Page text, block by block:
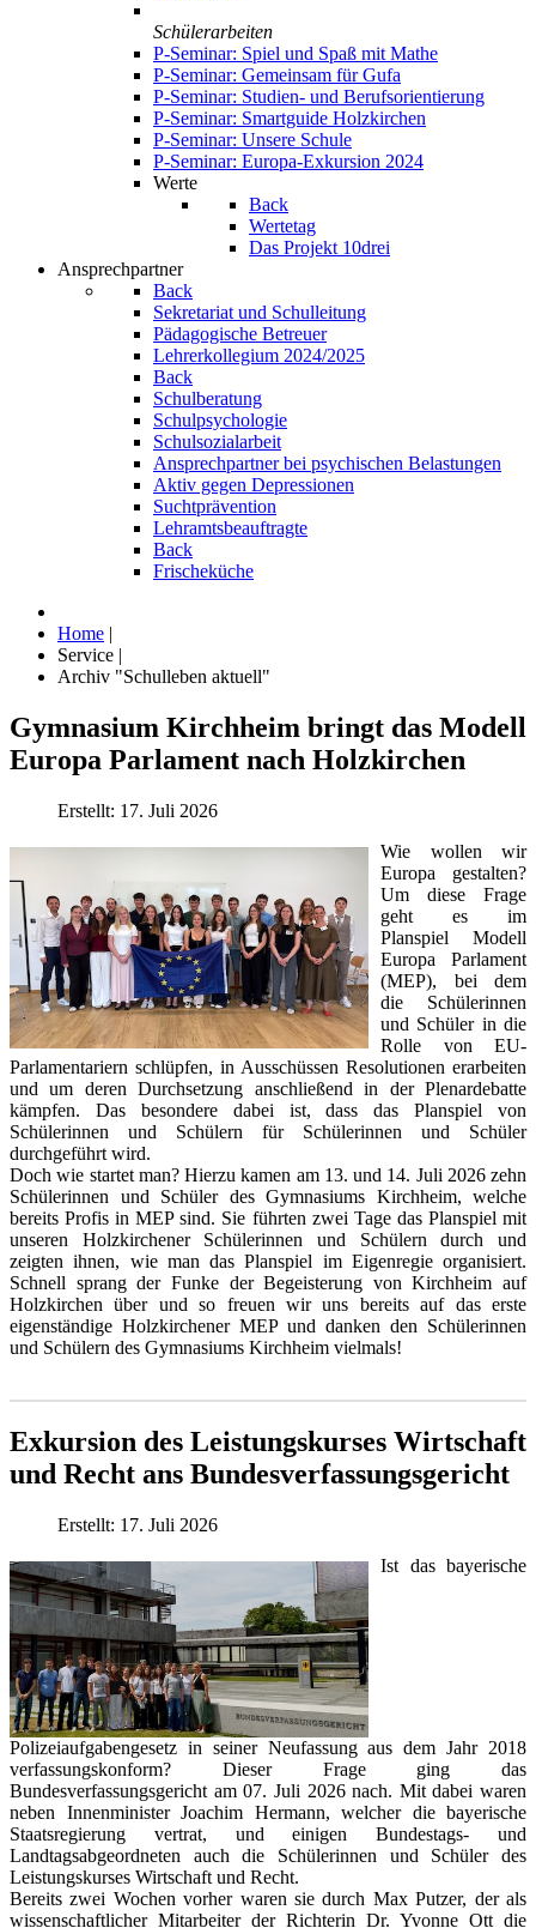
Schülerarbeiten
P-Seminar: Spiel und Spaß mit Mathe
P-Seminar: Gemeinsam für Gufa
P-Seminar: Studien- und Berufsorientierung
P-Seminar: Smartguide Holzkirchen
P-Seminar: Unsere Schule
P-Seminar: Europa-Exkursion 2024
Werte
Back
Wertetag
Das Projekt 10drei
Ansprechpartner
Back
Sekretariat und Schulleitung
Pädagogische Betreuer
Lehrerkollegium 2024/2025
Back
Schulberatung
Schulpsychologie
Schulsozialarbeit
Ansprechpartner bei psychischen Belastungen
Aktiv gegen Depressionen
Suchtprävention
Lehramtsbeauftragte
Back
Frischeküche
Home |
Service |
Archiv "Schulleben aktuell"
Gymnasium Kirchheim bringt das Modell
Europa Parlament nach Holzkirchen
Erstellt: 17. Juli 2026
Wie wollen wir
Europa gestalten?
Um diese Frage
geht es im
Planspiel Modell
Europa Parlament
(MEP), bei dem
die Schülerinnen
und Schüler in die
Rolle von EU-
Parlamentariern schlüpfen, in Ausschüssen Resolutionen erarbeiten
und um deren Durchsetzung anschließend in der Plenardebatte
kämpfen. Das besondere dabei ist, dass das Planspiel von
Schülerinnen und Schülern für Schülerinnen und Schüler
durchgeführt wird.
Doch wie startet man? Hierzu kamen am 13. und 14. Juli 2026 zehn
Schülerinnen und Schüler des Gymnasiums Kirchheim, welche
bereits Profis in MEP sind. Sie führten zwei Tage das Planspiel mit
unseren Holzkirchener Schülerinnen und Schülern durch und
zeigten ihnen, wie man das Planspiel im Eigenregie organisiert.
Schnell sprang der Funke der Begeisterung von Kirchheim auf
Holzkirchen über und so freuen wir uns bereits auf das erste
eigenständige Holzkirchener MEP und danken den Schülerinnen
und Schülern des Gymnasiums Kirchheim vielmals!
Exkursion des Leistungskurses Wirtschaft
und Recht ans Bundesverfassungsgericht
Erstellt: 17. Juli 2026
Ist das bayerische
Polizeiaufgabengesetz in seiner Neufassung aus dem Jahr 2018
verfassungskonform? Dieser Frage ging das
Bundesverfassungsgericht am 07. Juli 2026 nach. Mit dabei waren
neben Innenminister Joachim Hermann, welcher die bayerische
Staatsregierung vertrat, und einigen Bundestags- und
Landtagsabgeordneten auch die Schülerinnen und Schüler des
Leistungskurses Wirtschaft und Recht.
Bereits zwei Wochen vorher waren sie durch Max Putzer, der als
wissenschaftlicher Mitarbeiter der Richterin Dr. Yvonne Ott die